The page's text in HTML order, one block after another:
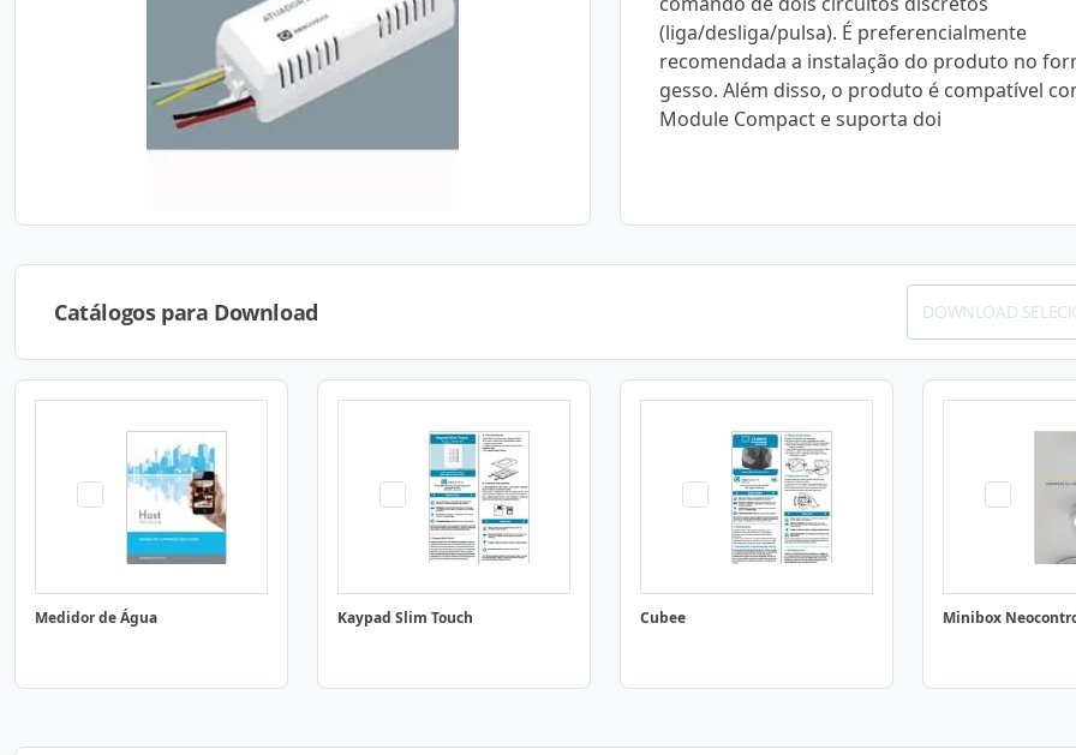
(liga/desliga/pulsa). É preferencialmente
recomendada a instalação do produto no
gesso. Além disso, o produto é compatível
Module Compact e suporta doi
Catálogos para Download DOWNLOAD
Medidor de Água Kaypad Slim Touch Cubee Minibox